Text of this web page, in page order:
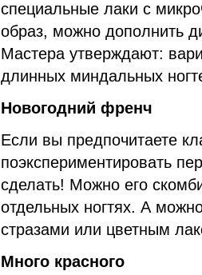
специальные лаки с
образ, можно дополнить
Мастера утверждают:
длинных миндальных
Новогодний френч
Если вы предпочитаете
поэкспериментировать
сделать! Можно его
отдельных ногтях. А
стразами или цветным
Много красного